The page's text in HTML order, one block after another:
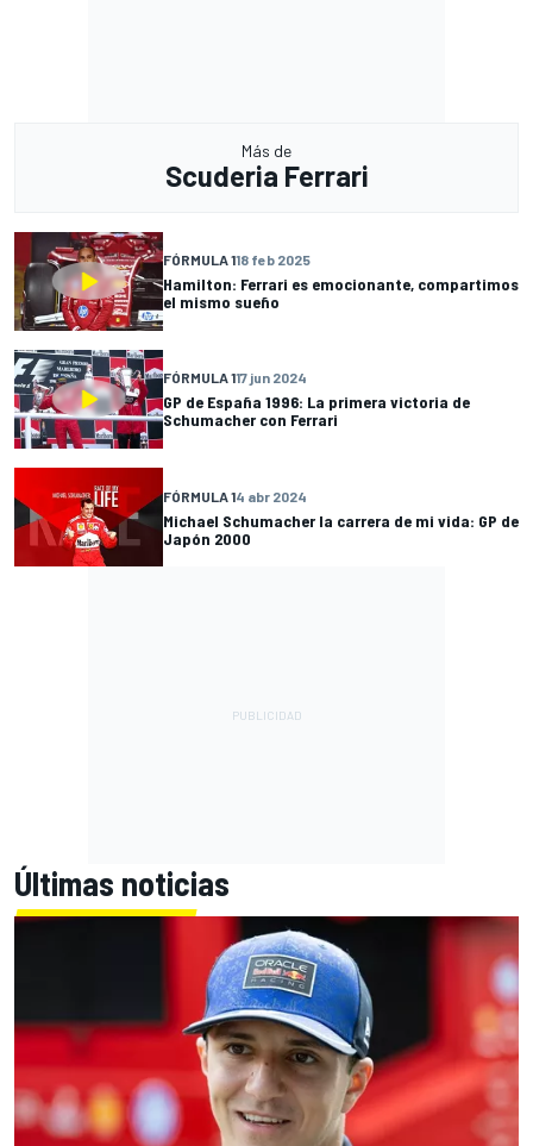
Más de
Scuderia Ferrari
FÓRMULA 118 feb 2025
Hamilton: Ferrari es emocionante, compartimos
el mismo sueño
FÓRMULA 117 jun 2024
GP de España 1996: La primera victoria de
Schumacher con Ferrari
FÓRMULA 14 abr 2024
Michael Schumacher la carrera de mi vida: GP de
Japón 2000
Últimas noticias